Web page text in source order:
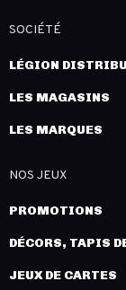
SOCIÉTÉ
LÉGION
LES MAGASINS
LES MARQUES
NOS JEUX
PROMOTIONS
DÉCORS, TAPIS
JEUX DE CARTES